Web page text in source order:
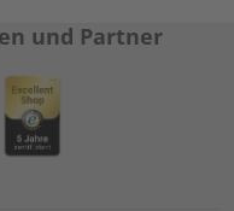
und Partner